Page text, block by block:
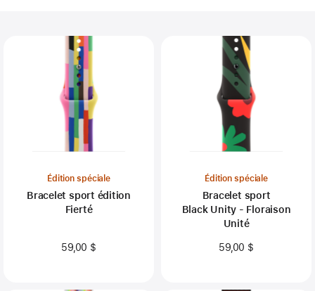
Édition spéciale
Bracelet sport édition
Fierté
59,00 $
Édition spéciale
Bracelet sport
Black Unity - Floraison
Unité
59,00 $